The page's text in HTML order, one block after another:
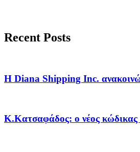
Recent Posts
Η Diana Shipping Inc.
Κ.Κατσαφάδος: ο νέος κώδικας